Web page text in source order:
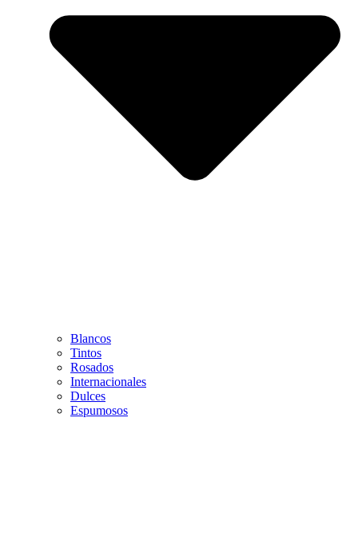
Blancos
Tintos
Rosados
Internacionales
Dulces
Espumosos